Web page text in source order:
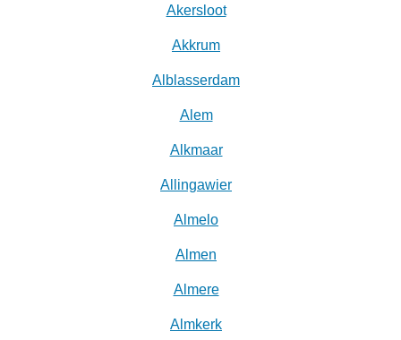
Akersloot
Akkrum
Alblasserdam
Alem
Alkmaar
Allingawier
Almelo
Almen
Almere
Almkerk